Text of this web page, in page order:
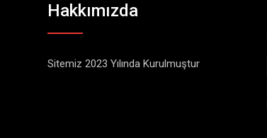
Hakkımızda
Sitemiz 2023 Yılında Kurulmuştur